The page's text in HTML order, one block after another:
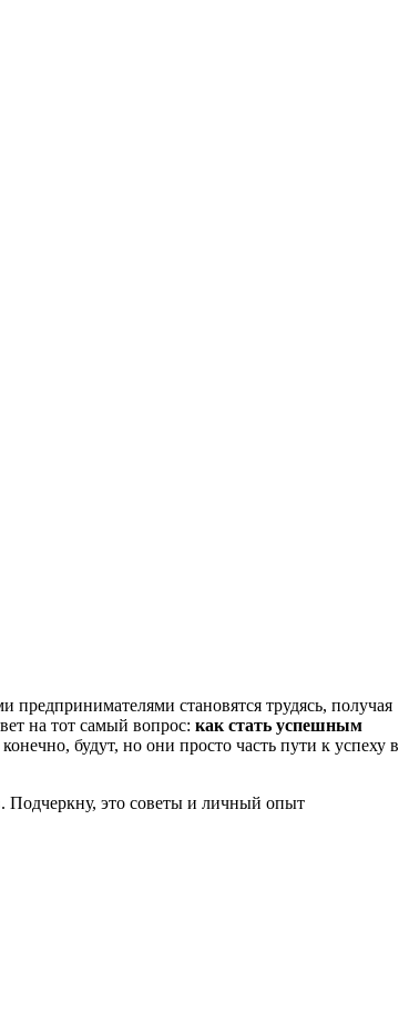
становятся трудясь, получая
на тот самый вопрос: как стать успешным
будут, но они просто часть пути к успеху в
Подчеркну, это советы и личный опыт